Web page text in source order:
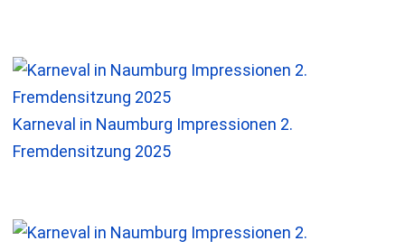
Karneval in Naumburg Impressionen 2.
Fremdensitzung 2025